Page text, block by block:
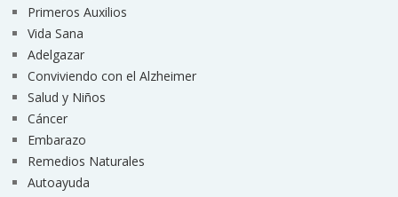
Primeros Auxilios
Vida Sana
Adelgazar
Conviviendo con el Alzheimer
Salud y Niños
Cáncer
Embarazo
Remedios Naturales
Autoayuda